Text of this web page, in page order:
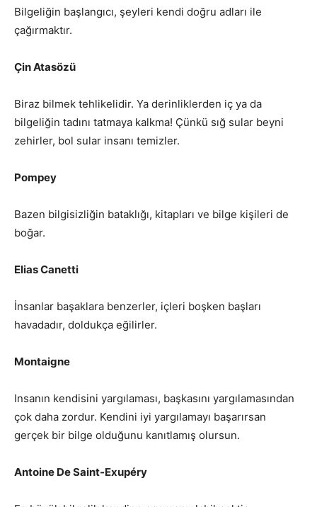
Bilgeliğin başlangıcı, şeyleri kendi doğru adları ile
çağırmaktır.
Çin Atasözü
Biraz bilmek tehlikelidir. Ya derinliklerden iç ya da
bilgeliğin tadını tatmaya kalkma! Çünkü sığ sular beyni
zehirler, bol sular insanı temizler.
Pompey
Bazen bilgisizliğin bataklığı, kitapları ve bilge kişileri de
boğar.
Elias Canetti
İnsanlar başaklara benzerler, içleri boşken başları
havadadır, doldukça eğilirler.
Montaigne
Insanın kendisini yargılaması, başkasını yargılamasından
çok daha zordur. Kendini iyi yargılamayı başarırsan
gerçek bir bilge olduğunu kanıtlamış olursun.
Antoine De Saint-Exupéry